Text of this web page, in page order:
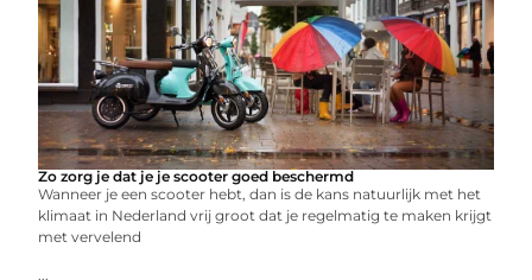
Zo zorg je dat je je scooter goed beschermd
Wanneer je een scooter hebt, dan is de kans natuurlijk met het
klimaat in Nederland vrij groot dat je regelmatig te maken krijgt
met vervelend
...